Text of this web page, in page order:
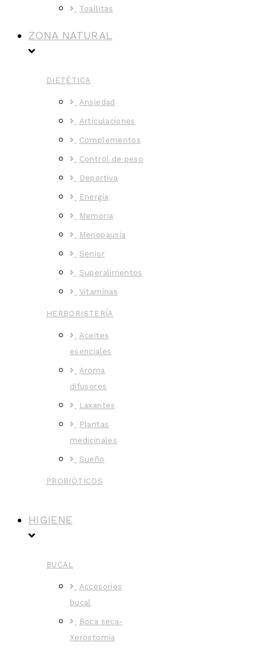
Toallitas
ZONA NATURAL
DIETÉTICA
Ansiedad
Articulaciones
Complementos
Control de peso
Deportiva
Energía
Memoria
Menopausia
Senior
Superalimentos
Vitaminas
HERBORISTERÍA
Aceites
esenciales
Aroma
difusores
Laxantes
Plantas
medicinales
Sueño
PROBIÓTICOS
HIGIENE
BUCAL
Accesorios
bucal
Boca seca-
Xerostomía